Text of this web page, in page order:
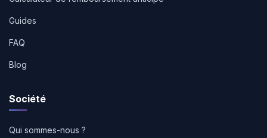
Guides
FAQ
Blog
Société
Qui sommes-nous ?